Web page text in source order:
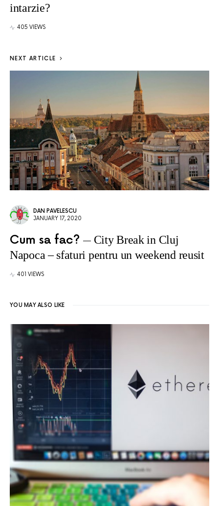
intarzie?
405 VIEWS
NEXT ARTICLE
DAN PAVELESCU
JANUARY 17, 2020
Cum sa fac?
City Break in Cluj
Napoca – sfaturi pentru un weekend reusit
401 VIEWS
YOU MAY ALSO LIKE